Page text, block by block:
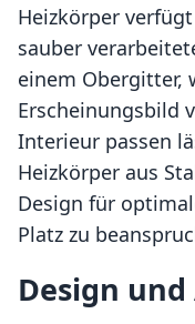
Heizkörper
sauber
einem Obergitter,
Erscheinungsbild
Interieur passen
Heizkörper aus
Design für
Platz zu
Design